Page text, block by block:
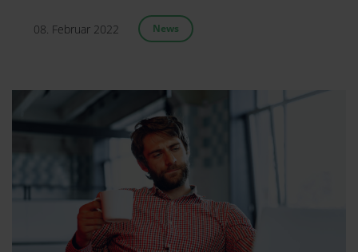
08. Februar 2022 News